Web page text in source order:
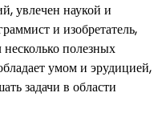
увлечен наукой и
и изобретатель,
полезных
умом и эрудицией,
задачи в области